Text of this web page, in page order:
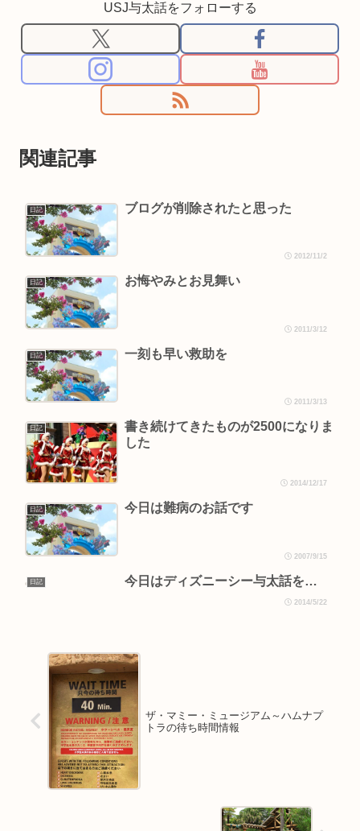
USJ与太話をフォローする
関連記事
日記 ブログが削除されたと思った
2012/11/2
日記 お悔やみとお見舞い
2011/3/12
日記 一刻も早い救助を
2011/3/13
日記
書き続けてきたものが2500になりま
した
2014/12/17
日記 今日は難病のお話です
2007/9/15
日記 今日はディズニーシー与太話を…
2014/5/22
ザ・マミー・ミュージアム～ハムナプ
トラの待ち時間情報